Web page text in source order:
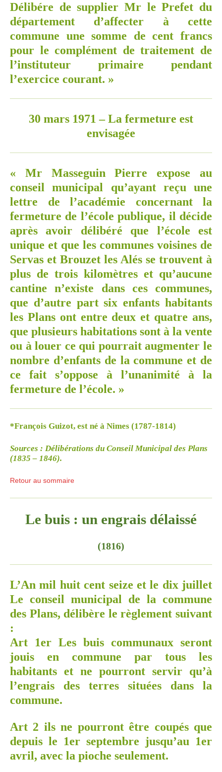
Délibére de supplier Mr le Prefet du
département d’affecter à cette
commune une somme de cent francs
pour le complément de traitement de
l’instituteur primaire pendant
l’exercice courant. »
30 mars 1971 – La fermeture est
envisagée
« Mr Masseguin Pierre expose au
conseil municipal qu’ayant reçu une
lettre de l’académie concernant la
fermeture de l’école publique, il décide
après avoir délibéré que l’école est
unique et que les communes voisines de
Servas et Brouzet les Alés se trouvent à
plus de trois kilomètres et qu’aucune
cantine n’existe dans ces communes,
que d’autre part six enfants habitants
les Plans ont entre deux et quatre ans,
que plusieurs habitations sont à la vente
ou à louer ce qui pourrait augmenter le
nombre d’enfants de la commune et de
ce fait s’oppose à l’unanimité à la
fermeture de l’école. »
*François Guizot, est né à Nimes (1787-1814)
Sources : Délibérations du Conseil Municipal des Plans
(1835 – 1846).
Retour au sommaire
Le buis : un engrais délaissé
(1816)
L’An mil huit cent seize et le dix juillet
Le conseil municipal de la commune
des Plans, délibère le règlement suivant
:
Art 1er Les buis communaux seront
jouis en commune par tous les
habitants et ne pourront servir qu’à
l’engrais des terres situées dans la
commune.
Art 2 ils ne pourront être coupés que
depuis le 1er septembre jusqu’au 1er
avril, avec la pioche seulement.